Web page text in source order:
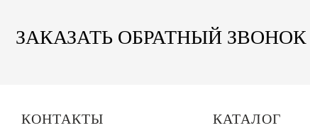
ЗАКАЗАТЬ ОБРАТНЫЙ ЗВОНОК
КАТАЛОГ
КОНТАКТЫ